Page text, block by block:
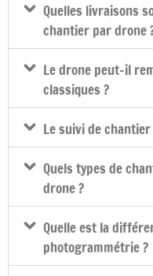
Quelles livraisons
chantier par drone
Le drone peut-il
classiques ?
Le suivi de
Quels types de
drone ?
Quelle est la
photogrammétrie ?